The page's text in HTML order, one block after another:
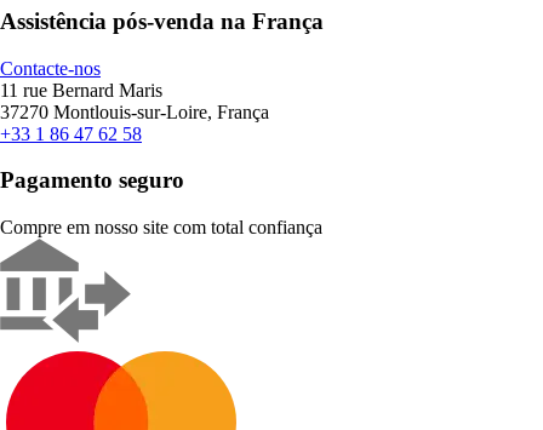
Assistência pós-venda na França
Contacte-nos
11 rue Bernard Maris
37270 Montlouis-sur-Loire, França
+33 1 86 47 62 58
Pagamento seguro
Compre em nosso site com total confiança